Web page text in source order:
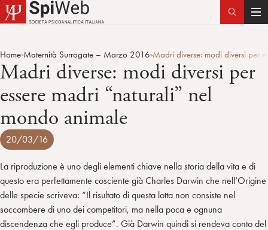
T
g
l
g
a
o
Home>Maternità Surrogate – Marzo 2016>Madri diverse: modi diversi per
Madri diverse: modi diversi per
essere madri “naturali” nel
mondo animale
20/03/16
La riproduzione è uno degli elementi chiave nella storia della vita e di
questo era perfettamente cosciente già Charles Darwin che nell’Origine
delle specie scriveva: “Il risultato di questa lotta non consiste nel
soccombere di uno dei competitori, ma nella poca e ognuna
discendenza che egli produce”. Già Darwin quindi si rendeva conto del